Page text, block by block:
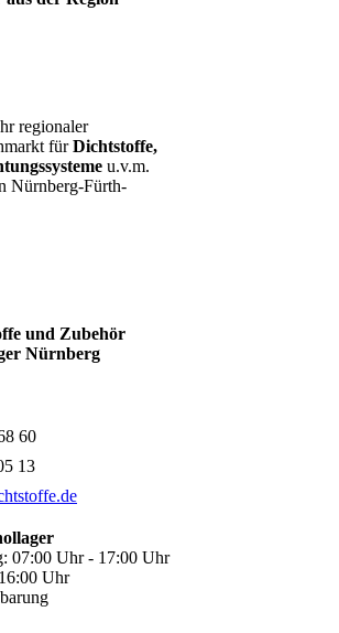
regionaler
fürDichtstoffe,
u.v.m.
Nürnberg-Fürth-
und Zubehör
Nürnberg
60
13
07:00 Uhr - 17:00 Uhr
Uhr